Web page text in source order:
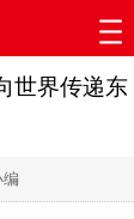
世界传递东